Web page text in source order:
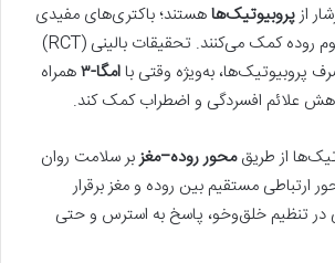
ازپروبیوتیک‌هاهستند؛ باکتری‌های مفیدی
که به تعادل میکروبیوم روده کمک می‌کنند. تحقیقات بالینی (RCT)
پروبیوتیک‌ها، به‌ویژه وقتی باامگا-۳همراه
علائم افسردگی و اضطراب کمک کند.
از طریقمحور روده–مغزبر سلامت روان
ارتباطی مستقیم بین روده و مغز برقرار
تنظیم خلق‌وخو، پاسخ به استرس و حتی